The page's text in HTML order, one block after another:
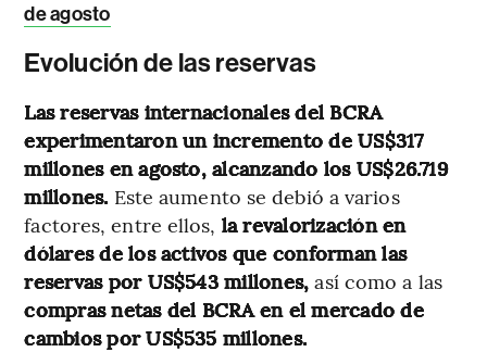
de agosto
Evolución de las reservas
Las reservas internacionales del BCRA
experimentaron un incremento de US$317
millones en agosto, alcanzando los US$26.719
millones. Este aumento se debió a varios
factores, entre ellos, la revalorización en
dólares de los activos que conforman las
reservas por US$543 millones, así como a las
compras netas del BCRA en el mercado de
cambios por US$535 millones.